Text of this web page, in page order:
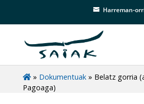
Harreman-
» Dokumentuak» Belatz gorria
Pagoaga)